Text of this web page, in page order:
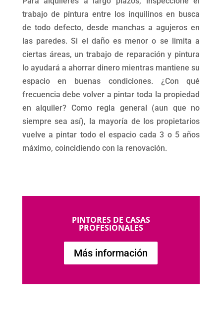
trabajo de pintura entre los inquilinos en busca
de todo defecto, desde manchas a agujeros en
las paredes. Si el daño es menor o se limita a
ciertas áreas, un trabajo de reparación y pintura
lo ayudará a ahorrar dinero mientras mantiene su
espacio en buenas condiciones. ¿Con qué
frecuencia debe volver a pintar toda la propiedad
en alquiler? Como regla general (aun que no
siempre sea así), la mayoría de los propietarios
vuelve a pintar todo el espacio cada 3 o 5 años
máximo, coincidiendo con la renovación.
PINTORES DE CASAS
PROFESIONALES
Más información